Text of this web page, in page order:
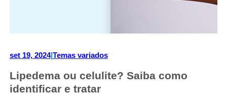
set 19, 2024|Temas variados
Lipedema ou celulite? Saiba como
identificar e tratar